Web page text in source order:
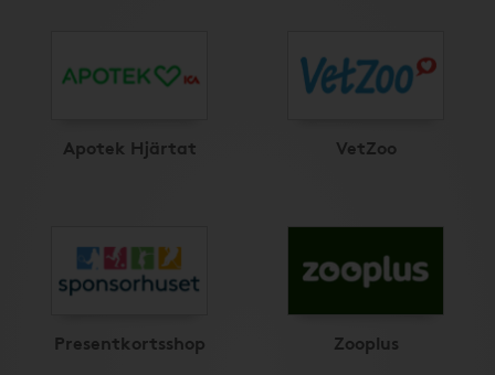
Apotek Hjärtat VetZoo
Presentkortsshop Zooplus